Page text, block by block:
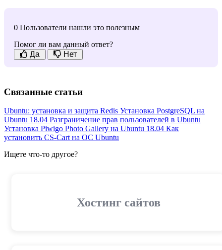
0 Пользователи нашли это полезным
Помог ли вам данный ответ?
Да
Нет
Связанные статьи
Ubuntu: установка и защита Redis Установка PostgreSQL на
Ubuntu 18.04 Разграничение прав пользователей в Ubuntu
Установка Piwigo Photo Gallery на Ubuntu 18.04 Как
установить CS-Cart на ОС Ubuntu
Ищете что-то другое?
Хостинг сайтов